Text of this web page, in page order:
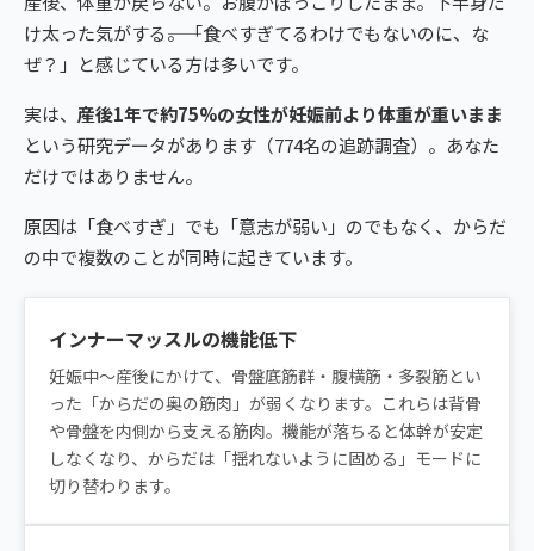
け太った気がする――。「食べすぎてるわけでもないのに、な
ぜ？」と感じている方は多いです。
実は、 産後1年で約75%の女性が妊娠前より体重が重いまま
という研究データがあります（774名の追跡調査）。あなた
だけではありません。
原因は「食べすぎ」でも「意志が弱い」のでもなく、からだ
の中で複数のことが同時に起きています。
インナーマッスルの機能低下
妊娠中〜産後にかけて、骨盤底筋群・腹横筋・多裂筋とい
った「からだの奥の筋肉」が弱くなります。これらは背骨
や骨盤を内側から支える筋肉。機能が落ちると体幹が安定
しなくなり、からだは「揺れないように固める」モードに
切り替わります。